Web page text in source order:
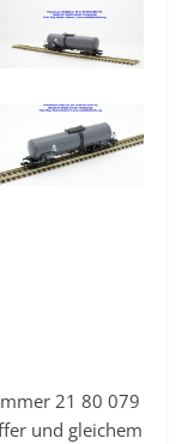
21 80 079
und gleichem